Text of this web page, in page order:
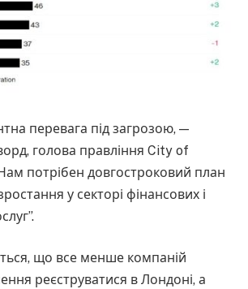
перевага під загрозою, —
голова правління City of
потрібен довгостроковий план
у секторі фінансових і
що все менше компаній
реєструватися в Лондоні, а